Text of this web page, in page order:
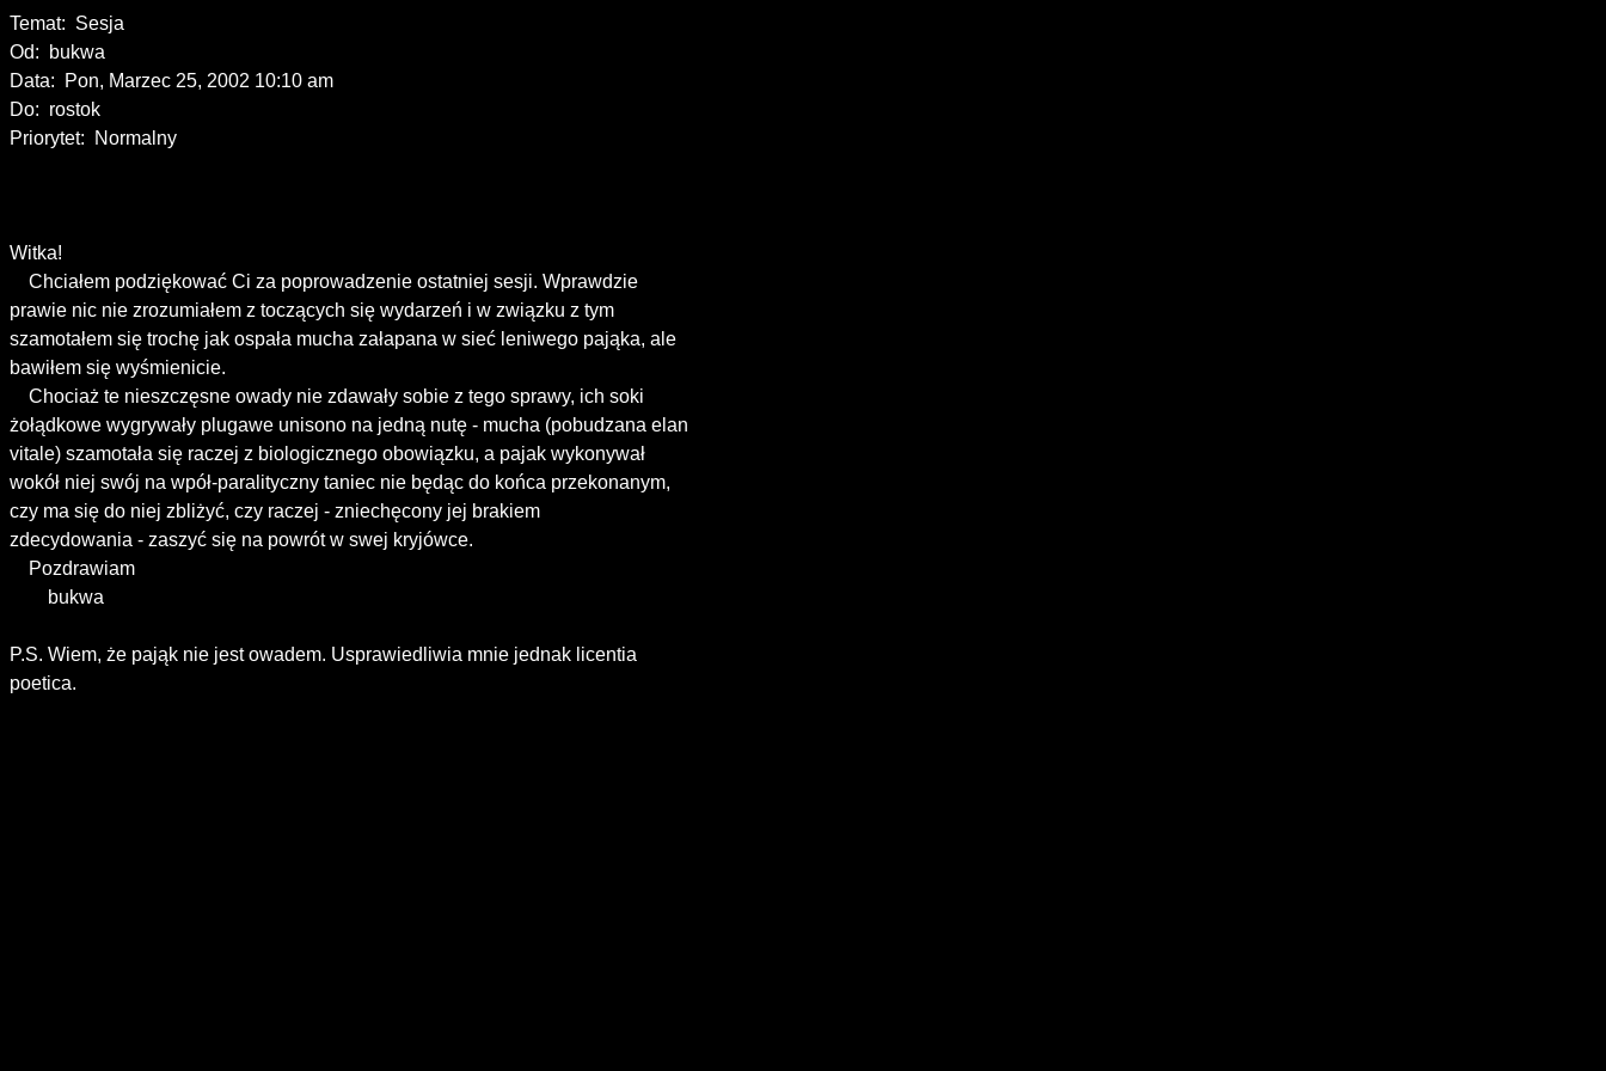
Temat:  Sesja
Od:  bukwa
Data:  Pon, Marzec 25, 2002 10:10 am
Do:  rostok
Priorytet:  Normalny
Witka!
    Chciałem podziękować Ci za poprowadzenie ostatniej sesji. Wprawdzie
prawie nic nie zrozumiałem z toczących się wydarzeń i w związku z tym
szamotałem się trochę jak ospała mucha załapana w sieć leniwego pająka, ale
bawiłem się wyśmienicie.
    Chociaż te nieszczęsne owady nie zdawały sobie z tego sprawy, ich soki
żołądkowe wygrywały plugawe unisono na jedną nutę - mucha (pobudzana elan
vitale) szamotała się raczej z biologicznego obowiązku, a pajak wykonywał
wokół niej swój na wpół-paralityczny taniec nie będąc do końca przekonanym,
czy ma się do niej zbliżyć, czy raczej - zniechęcony jej brakiem
zdecydowania - zaszyć się na powrót w swej kryjówce.
    Pozdrawiam
        bukwa
P.S. Wiem, że pająk nie jest owadem. Usprawiedliwia mnie jednak licentia
poetica.